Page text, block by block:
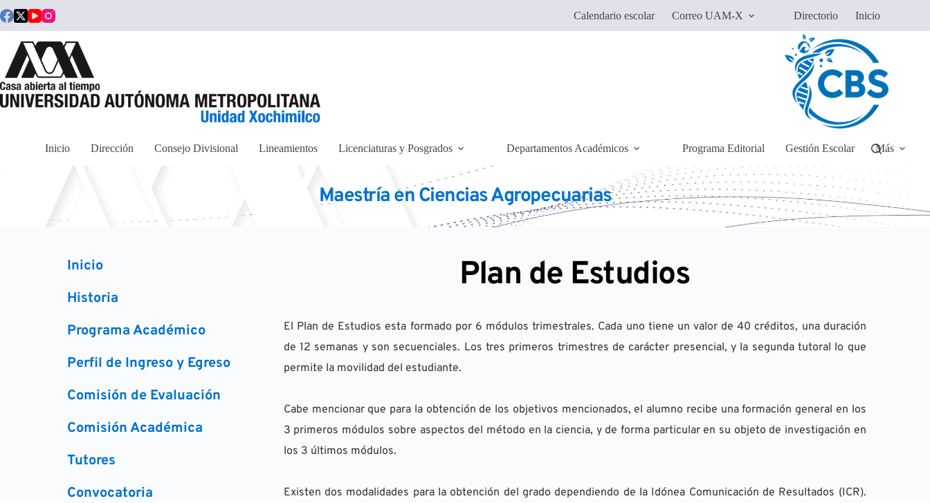
al
contenido
Calendario escolar Correo UAM-X Directorio Inicio
Inicio Dirección Consejo Divisional Lineamientos Licenciaturas y Posgrados Departamentos Académicos Programa Editorial Gestión Escolar Más
Maestría en Ciencias Agropecuarias
Inicio
Historia
Programa Académico
Perfil de Ingreso y Egreso
Comisión de Evaluación
Comisión Académica
Tutores
Convocatoria
Plan de Estudios
El Plan de Estudios esta formado por 6 módulos trimestrales. Cada uno tiene un valor de 40 créditos, una duración
de 12 semanas y son secuenciales. Los tres primeros trimestres de carácter presencial, y la segunda tutoral lo que
permite la movilidad del estudiante.
Cabe mencionar que para la obtención de los objetivos mencionados, el alumno recibe una formación general en los
3 primeros módulos sobre aspectos del método en la ciencia, y de forma particular en su objeto de investigación en
los 3 últimos módulos.
Existen dos modalidades para la obtención del grado dependiendo de la Idónea Comunicación de Resultados (ICR).